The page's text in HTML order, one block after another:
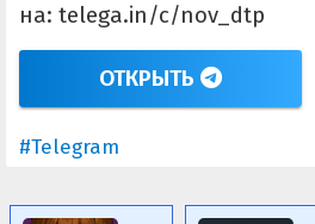
на: telega.in/c/nov_dtp
ОТКРЫТЬ
#Telegram